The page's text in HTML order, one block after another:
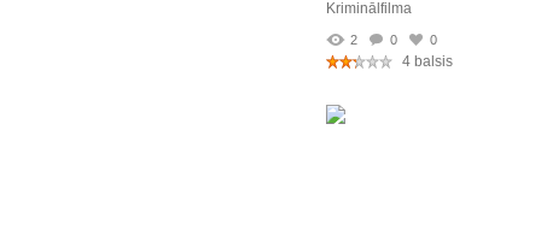
Kriminālfilma
2 0 0
4 balsis